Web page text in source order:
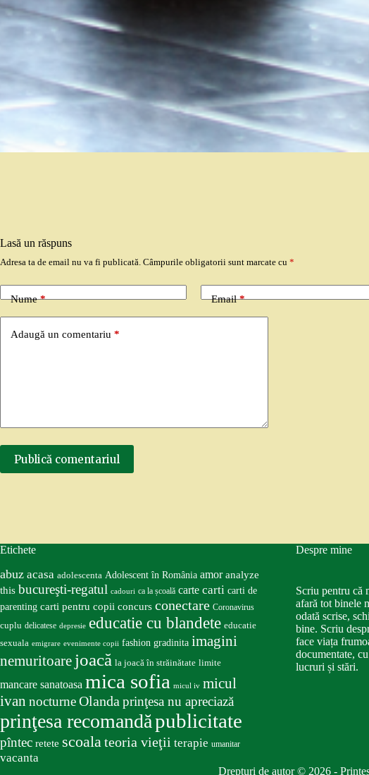
Lasă un răspuns
Adresa ta de email nu va fi publicată. Câmpurile obligatorii sunt marcate cu *
Nume* Email*
Adaugă un comentariu *
Publică comentariul
Etichete
abuz acasa adolescenta Adolescent în România amor analyze
this bucureşti-regatul cadouri ca la școală carte carti carti de
parenting carti pentru copii concurs conectare Coronavirus
cuplu delicatese depresie educatie cu blandete educatie
sexuala emigrare evenimente copii fashion gradinita imagini
nemuritoare joacă la joacă în străinătate limite
mancare sanatoasa mica sofia micul iv micul
ivan nocturneOlanda prinţesa nu apreciază
prinţesa recomandăpublicitate
pîntec retete scoalateoria vieţii terapie umanitar
vacanta
Despre mine
Scriu pentru că
afară tot binele
odată scrise,
bine. Scriu
face viața
documentate,
lucruri și stări.
Drepturi de autor © 2026 -